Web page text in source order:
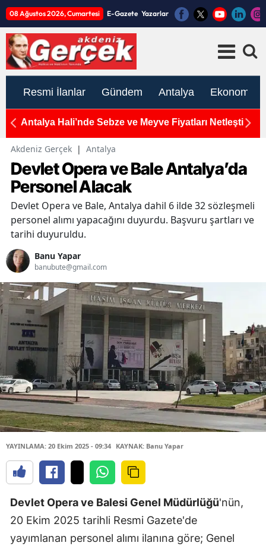
08 Ağustos 2026, Cumartesi E-Gazete Yazarlar
Resmi İlanlar Gündem Antalya Ekonomi
Antalya Hali’nde Sebze ve Meyve Fiyatları Netleşti
Akdeniz Gerçek | Antalya
Devlet Opera ve Bale Antalya’da
Personel Alacak
Devlet Opera ve Bale, Antalya dahil 6 ilde 32 sözleşmeli
personel alımı yapacağını duyurdu. Başvuru şartları ve
tarihi duyuruldu.
Banu Yapar
banubute@gmail.com
YAYINLAMA: 20 Ekim 2025 - 09:34 KAYNAK: Banu Yapar
Devlet Opera ve Balesi Genel Müdürlüğü'nün,
20 Ekim 2025 tarihli Resmi Gazete'de
yayımlanan personel alımı ilanına göre; Genel